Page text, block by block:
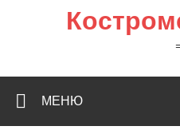
МЕНЮ